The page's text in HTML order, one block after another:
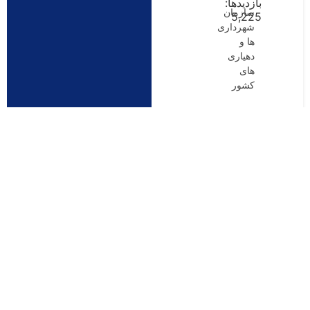
بازدیدها:
5,225
سازمان
شهرداری
ها و
دهیاری
های
کشور